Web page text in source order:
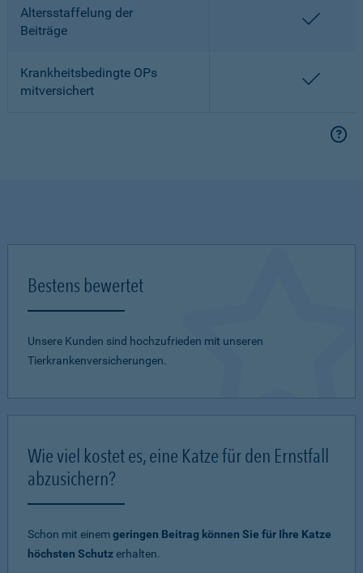
Altersstaffelung der
Beiträge
Krankheitsbedingte OPs
mitversichert
Bestens bewertet
Unsere Kunden sind hochzufrieden mit unseren
Tierkrankenversicherungen.
Wie viel kostet es, eine Katze für den Ernstfall
abzusichern?
Schon mit einemgeringen Beitrag können Sie für Ihre Katze
höchsten Schutzerhalten.